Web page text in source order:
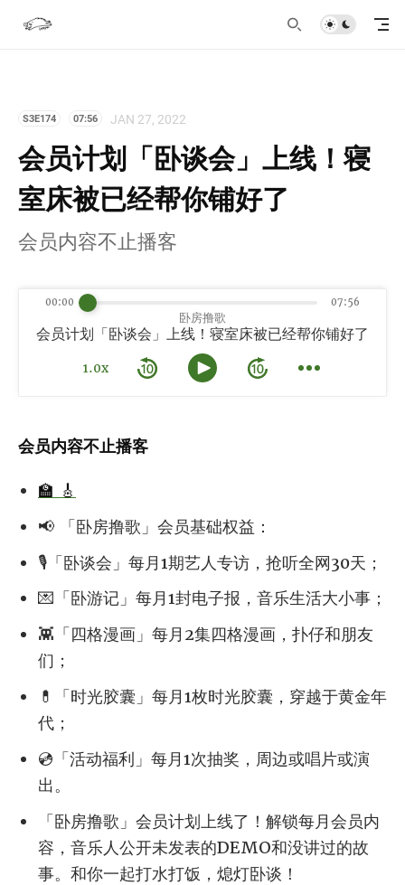
S3E174 07:56 JAN 27, 2022
会员计划「卧谈会」上线！寝
室床被已经帮你铺好了
会员内容不止播客
卧房撸歌
会员计划「卧谈会」上线！寝室床被已经帮你铺好了
1.0x
00:00 07:56
会员内容不止播客
🏫 🎸
📢 「卧房撸歌」会员基础权益：
🎙「卧谈会」每月1期艺人专访，抢听全网30天；
💌「卧游记」每月1封电子报，音乐生活大小事；
👾「四格漫画」每月2集四格漫画，扑仔和朋友
们；
💊「时光胶囊」每月1枚时光胶囊，穿越于黄金年
代；
💿「活动福利」每月1次抽奖，周边或唱片或演
出。
「卧房撸歌」会员计划上线了！解锁每月会员内
容，音乐人公开未发表的DEMO和没讲过的故
事。和你一起打水打饭，熄灯卧谈！